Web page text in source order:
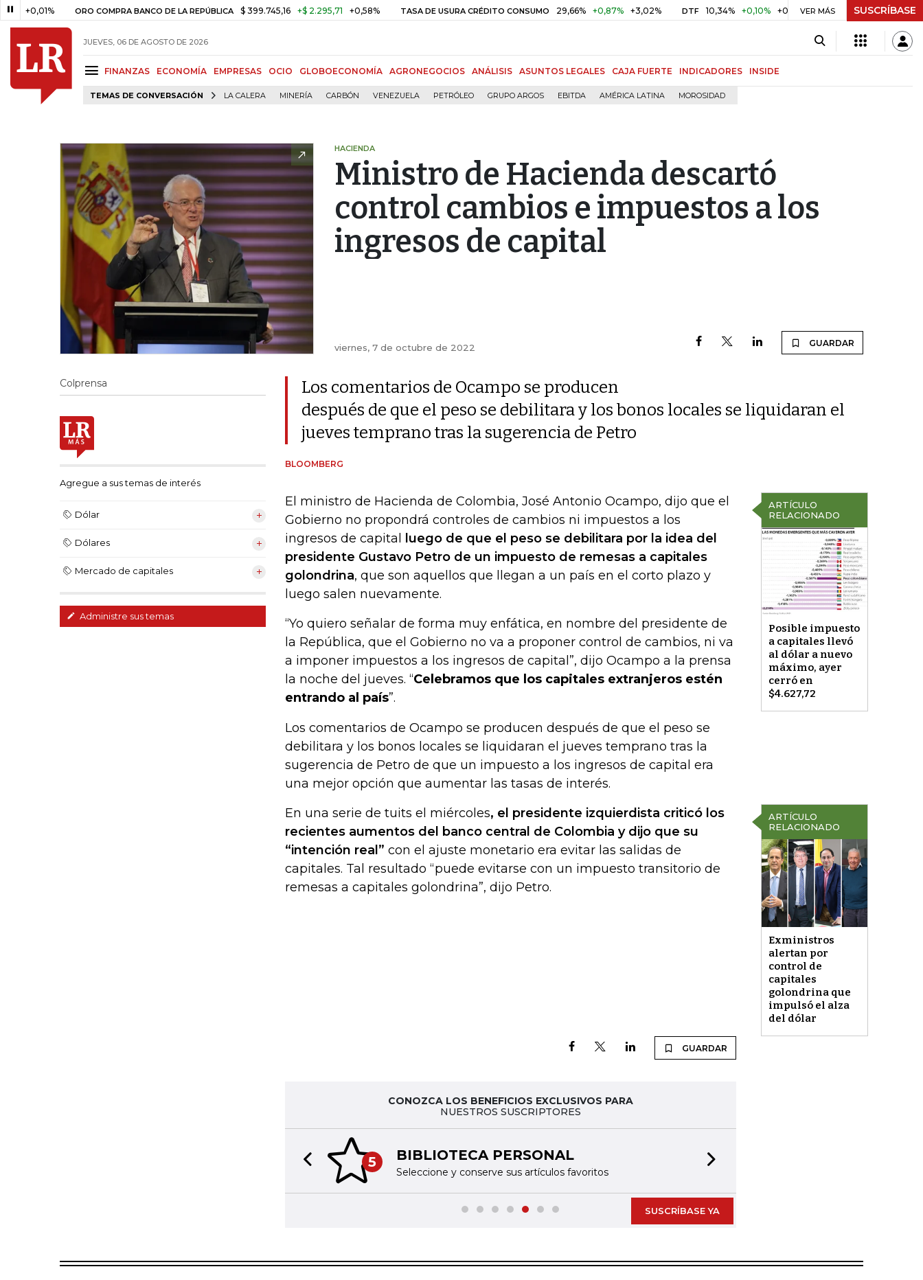
ORO COMPRA BANCO DE LA REPÚBLICA $ 399.745,16 +$ 2.295,71 +0,58% TASA DE USURA CRÉDITO CONSUMO 29,66% +0,87% +3,02% DTF 10,34% +0,10% +0,98% UVR $ 416,86 +$ 0,05
VER MÁS SUSCRÍBASE
JUEVES, 06 DE AGOSTO DE 2026
FINANZAS ECONOMÍA EMPRESAS OCIO GLOBOECONOMÍA AGRONEGOCIOS ANÁLISIS ASUNTOS LEGALES CAJA FUERTE INDICADORES INSIDE
TEMAS DE CONVERSACIÓN LA CALERA MINERÍA CARBÓN VENEZUELA PETRÓLEO GRUPO ARGOS EBITDA AMÉRICA LATINA MOROSIDAD
HACIENDA
Ministro de Hacienda descartó
control cambios e impuestos a los
ingresos de capital
viernes, 7 de octubre de 2022 GUARDAR
Colprensa
Agregue a sus temas de interés
Dólar
Dólares
Mercado de capitales
Administre sus temas
Los comentarios de Ocampo se producen
después de que el peso se debilitara y los bonos locales se liquidaran el
jueves temprano tras la sugerencia de Petro
BLOOMBERG
ARTÍCULO
RELACIONADO
Posible impuesto
a capitales llevó
al dólar a nuevo
máximo, ayer
cerró en
$4.627,72
El ministro de Hacienda de Colombia, José Antonio Ocampo, dijo que el
Gobierno no propondrá controles de cambios ni impuestos a los
ingresos de capital
luego de que el peso se debilitara por la idea del
presidente Gustavo Petro de un impuesto de remesas a capitales
golondrina, que son aquellos que llegan a un país en el corto plazo y
luego salen nuevamente.
“Yo quiero señalar de forma muy enfática, en nombre del presidente de
la República, que el Gobierno no va a proponer control de cambios, ni va
a imponer impuestos a los ingresos de capital”, dijo Ocampo a la prensa
la noche del jueves. “Celebramos que los capitales extranjeros estén
entrando al país”.
Los comentarios de Ocampo se producen después de que el peso se
debilitara y los bonos locales se liquidaran el jueves temprano tras la
sugerencia de Petro de que un impuesto a los ingresos de capital era
una mejor opción que aumentar las tasas de interés.
ARTÍCULO
RELACIONADO
Exministros
alertan por
control de
capitales
golondrina que
impulsó el alza
del dólar
En una serie de tuits el miércoles, el presidente izquierdista criticó los
recientes aumentos del banco central de Colombia y dijo que su
“intención real” con el ajuste monetario era evitar las salidas de
capitales. Tal resultado “puede evitarse con un impuesto transitorio de
remesas a capitales golondrina”, dijo Petro.
GUARDAR
CONOZCA LOS BENEFICIOS EXCLUSIVOS PARA
NUESTROS SUSCRIPTORES
5 BIBLIOTECA PERSONAL
Seleccione y conserve sus artículos favoritos
Previous slide
SUSCRÍBASE YA